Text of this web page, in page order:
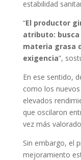
estabilidad
“El productor
atributo: busca
materia grasa
exigencia”,
En ese sentido,
como los
elevados
que oscilaron
vez más
Sin embargo, el
mejoramiento